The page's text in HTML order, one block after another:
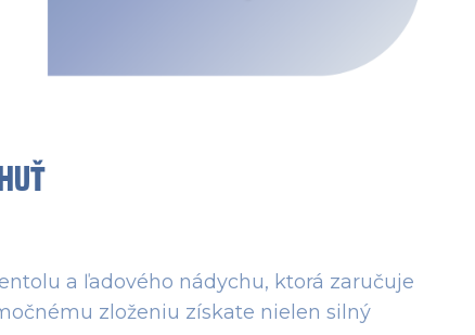
a ľadového nádychu, ktorá zaručuje
zloženiu získate nielen silný